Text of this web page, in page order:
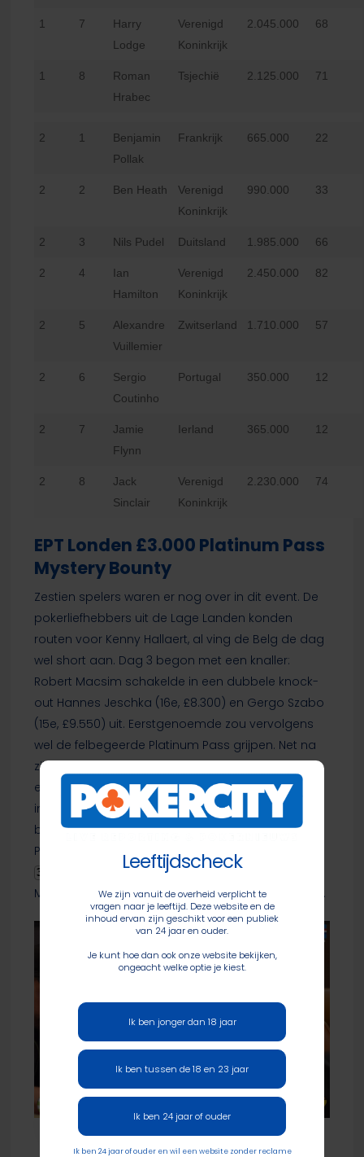
1 7
Harry
Lodge
Verenigd
Koninkrijk
2.045.000 68
1 8
Roman
Hrabec
Tsjechië 2.125.000 71
2 1
Benjamin
Pollak
Frankrijk 665.000 22
2 2 Ben Heath
Verenigd
Koninkrijk
990.000 33
2 3 Nils Pudel Duitsland 1.985.000 66
2 4
Ian
Hamilton
Verenigd
Koninkrijk
2.450.000 82
2 5
Alexandre
Vuillemier
Zwitserland 1.710.000 57
2 6
Sergio
Coutinho
Portugal 350.000 12
2 7
Jamie
Flynn
Ierland 365.000 12
2 8
Jack
Sinclair
Verenigd
Koninkrijk
2.230.000 74
EPT Londen £3.000 Platinum Pass
Mystery Bounty
Zestien spelers waren er nog over in dit event. De
pokerliefhebbers uit de Lage Landen konden
routen voor Kenny Hallaert, al ving de Belg de dag
wel short aan. Dag 3 begon met een knaller:
Robert Macsim schakelde in een dubbele knock-
out Hannes Jeschka (16e, £8.300) en Gergo Szabo
(15e, £9.550) uit. Eerstgenoemde zou vervolgens
wel de felbegeerde Platinum Pass grijpen. Net na
zijn eliminatie verzekerde de Duitser zich zo van
een seat bij het PokerStars Players Championship
in januari. Hallaert ging voor zijn laatste tien
blinden all-in met Q T
en kreeg de call van
Pavel Plesuv, die
K opendraaide. Het board
3
was gunstig voor de
Moldaviër. Hallaert finishte als veertiende à £9.550.
Kenny Hallaert
Leeftijdscheck
We zijn vanuit de overheid verplicht te
vragen naar je leeftijd. Deze website en de
inhoud ervan zijn geschikt voor een publiek
van 24 jaar en ouder.
Je kunt hoe dan ook onze website bekijken,
ongeacht welke optie je kiest.
Ik ben jonger dan 18 jaar
Ik ben tussen de 18 en 23 jaar
Ik ben 24 jaar of ouder
Ik ben 24 jaar of ouder en wil een website zonder reclame